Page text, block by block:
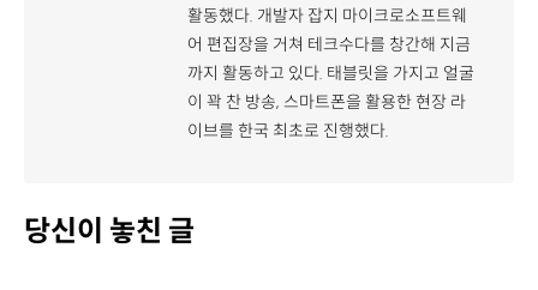
활동했다. 개발자 잡지 마이크로소프트웨
어 편집장을 거쳐 테크수다를 창간해 지금
까지 활동하고 있다. 태블릿을 가지고 얼굴
이 꽉 찬 방송, 스마트폰을 활용한 현장 라
이브를 한국 최초로 진행했다.
당신이 놓친 글